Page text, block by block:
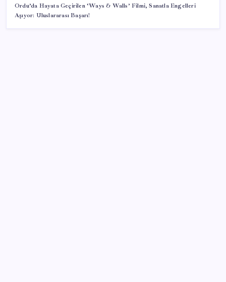
Ordu’da Hayata Geçirilen ‘Ways & Walls’ Filmi, Sanatla Engelleri
Aşıyor: Uluslararası Başarı!